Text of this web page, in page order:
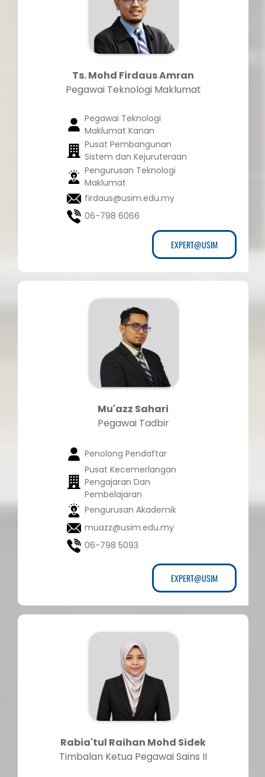
Ts. Mohd Firdaus Amran
Pegawai Teknologi Maklumat
Pegawai Teknologi
Maklumat Kanan
Pusat Pembangunan
Sistem dan Kejuruteraan
Pengurusan Teknologi
Maklumat
firdaus@usim.edu.my
06-798 6066
EXPERT@USIM
Mu'azz Sahari
Pegawai Tadbir
Penolong Pendaftar
Pusat Kecemerlangan
Pengajaran Dan
Pembelajaran
Pengurusan Akademik
muazz@usim.edu.my
06-798 5093
EXPERT@USIM
Rabia'tul Raihan Mohd Sidek
Timbalan Ketua Pegawai Sains II